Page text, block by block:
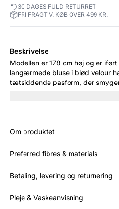
30 DAGES FULD RETURRET
FRI FRAGT V. KØB OVER 499 KR.
Beskrivelse
Modellen er 178 cm høj og er iført en
langærmede bluse i blød velour
tætsiddende pasform, der
kroppen. Perfekt til både
Style den med højtaljede bukser
Om produktet
Preferred fibres & materials
Betaling, levering og returnering
Pleje & Vaskeanvisning